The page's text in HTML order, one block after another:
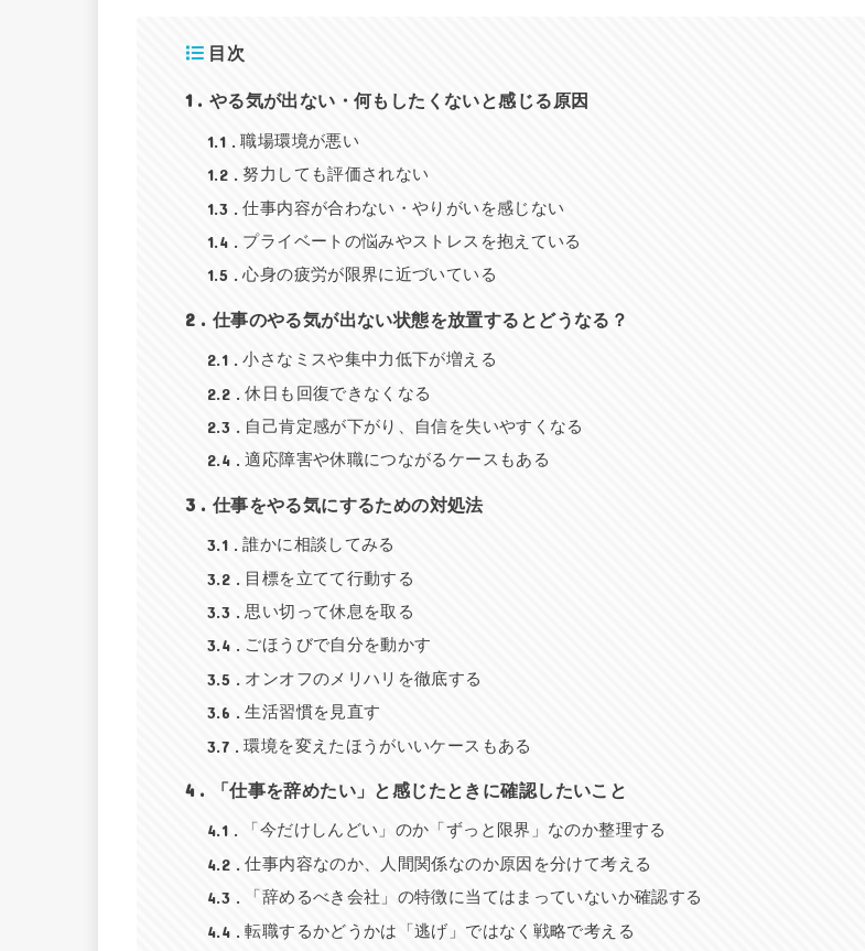
目次
1 やる気が出ない・何もしたくないと感じる原因
1.1 職場環境が悪い
1.2 努力しても評価されない
1.3 仕事内容が合わない・やりがいを感じない
1.4 プライベートの悩みやストレスを抱えている
1.5 心身の疲労が限界に近づいている
2 仕事のやる気が出ない状態を放置するとどうなる？
2.1 小さなミスや集中力低下が増える
2.2 休日も回復できなくなる
2.3 自己肯定感が下がり、自信を失いやすくなる
2.4 適応障害や休職につながるケースもある
3 仕事をやる気にするための対処法
3.1 誰かに相談してみる
3.2 目標を立てて行動する
3.3 思い切って休息を取る
3.4 ごほうびで自分を動かす
3.5 オンオフのメリハリを徹底する
3.6 生活習慣を見直す
3.7 環境を変えたほうがいいケースもある
4 「仕事を辞めたい」と感じたときに確認したいこと
4.1 「今だけしんどい」のか「ずっと限界」なのか整理する
4.2 仕事内容なのか、人間関係なのか原因を分けて考える
4.3 「辞めるべき会社」の特徴に当てはまっていないか確認する
4.4 転職するかどうかは「逃げ」ではなく戦略で考える